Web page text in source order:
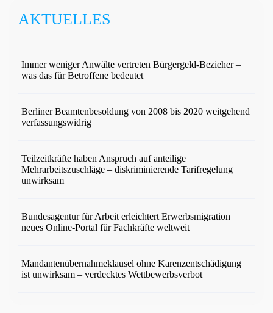
AKTUELLES
Immer weniger Anwälte vertreten Bürgergeld-Bezieher –
was das für Betroffene bedeutet
Berliner Beamtenbesoldung von 2008 bis 2020 weitgehend
verfassungswidrig
Teilzeitkräfte haben Anspruch auf anteilige
Mehrarbeitszuschläge – diskriminierende Tarifregelung
unwirksam
Bundesagentur für Arbeit erleichtert Erwerbsmigration
neues Online-Portal für Fachkräfte weltweit
Mandantenübernahmeklausel ohne Karenzentschädigung
ist unwirksam – verdecktes Wettbewerbsverbot